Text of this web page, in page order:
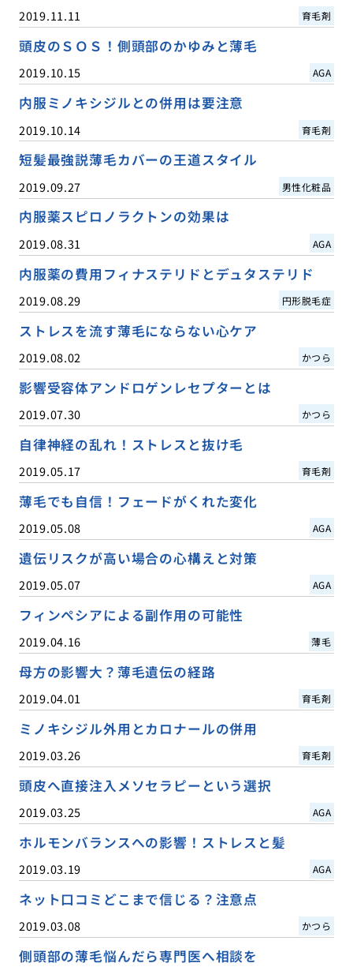
2019.11.11 育毛剤
頭皮のＳＯＳ！側頭部のかゆみと薄毛
2019.10.15 AGA
内服ミノキシジルとの併用は要注意
2019.10.14 育毛剤
短髪最強説薄毛カバーの王道スタイル
2019.09.27 男性化粧品
内服薬スピロノラクトンの効果は
2019.08.31 AGA
内服薬の費用フィナステリドとデュタステリド
2019.08.29 円形脱毛症
ストレスを流す薄毛にならない心ケア
2019.08.02 かつら
影響受容体アンドロゲンレセプターとは
2019.07.30 かつら
自律神経の乱れ！ストレスと抜け毛
2019.05.17 育毛剤
薄毛でも自信！フェードがくれた変化
2019.05.08 AGA
遺伝リスクが高い場合の心構えと対策
2019.05.07 AGA
フィンペシアによる副作用の可能性
2019.04.16 薄毛
母方の影響大？薄毛遺伝の経路
2019.04.01 育毛剤
ミノキシジル外用とカロナールの併用
2019.03.26 育毛剤
頭皮へ直接注入メソセラピーという選択
2019.03.25 AGA
ホルモンバランスへの影響！ストレスと髪
2019.03.19 AGA
ネット口コミどこまで信じる？注意点
2019.03.08 かつら
側頭部の薄毛悩んだら専門医へ相談を